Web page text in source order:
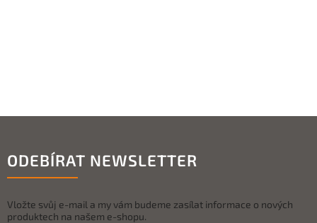
ODEBÍRAT NEWSLETTER
Vložte svůj e-mail a my vám budeme zasílat informace o nových
produktech na našem e-shopu.